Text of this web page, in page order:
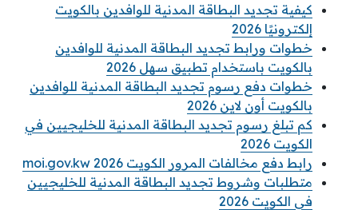
كيفية تجديد البطاقة المدنية للوافدين بالكويت
إلكترونيًا 2026
خطوات ورابط تجديد البطاقة المدنية للوافدين
بالكويت باستخدام تطبيق سهل 2026
خطوات دفع رسوم تجديد البطاقة المدنية للوافدين
بالكويت أون لاين 2026
كم تبلغ رسوم تجديد البطاقة المدنية للخليجيين في
الكويت 2026
رابط دفع مخالفات المرور الكويت 2026 moi.gov.kw
متطلبات وشروط تجديد البطاقة المدنية للخليجيين
في الكويت 2026